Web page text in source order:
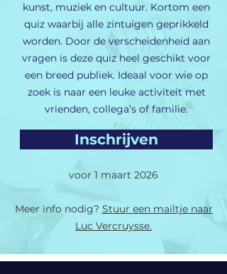
kunst, muziek en cultuur. Kortom een
quiz waarbij alle zintuigen geprikkeld
worden. Door de verscheidenheid aan
vragen is deze quiz heel geschikt voor
een breed publiek. Ideaal voor wie op
zoek is naar een leuke activiteit met
vrienden, collega’s of familie.
Inschrijven
voor 1 maart 2026
Meer info nodig? Stuur een mailtje naar
Luc Vercruysse.